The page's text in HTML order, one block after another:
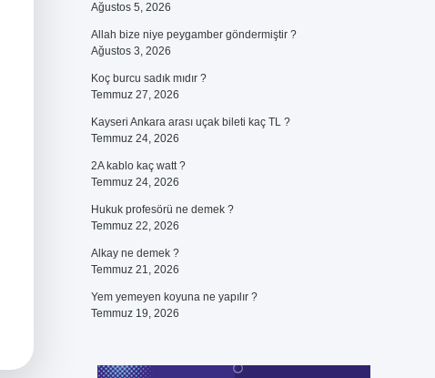
Ağustos 5, 2026
Allah bize niye peygamber göndermiştir ?
Ağustos 3, 2026
Koç burcu sadık mıdır ?
Temmuz 27, 2026
Kayseri Ankara arası uçak bileti kaç TL ?
Temmuz 24, 2026
2A kablo kaç watt ?
Temmuz 24, 2026
Hukuk profesörü ne demek ?
Temmuz 22, 2026
Alkay ne demek ?
Temmuz 21, 2026
Yem yemeyen koyuna ne yapılır ?
Temmuz 19, 2026